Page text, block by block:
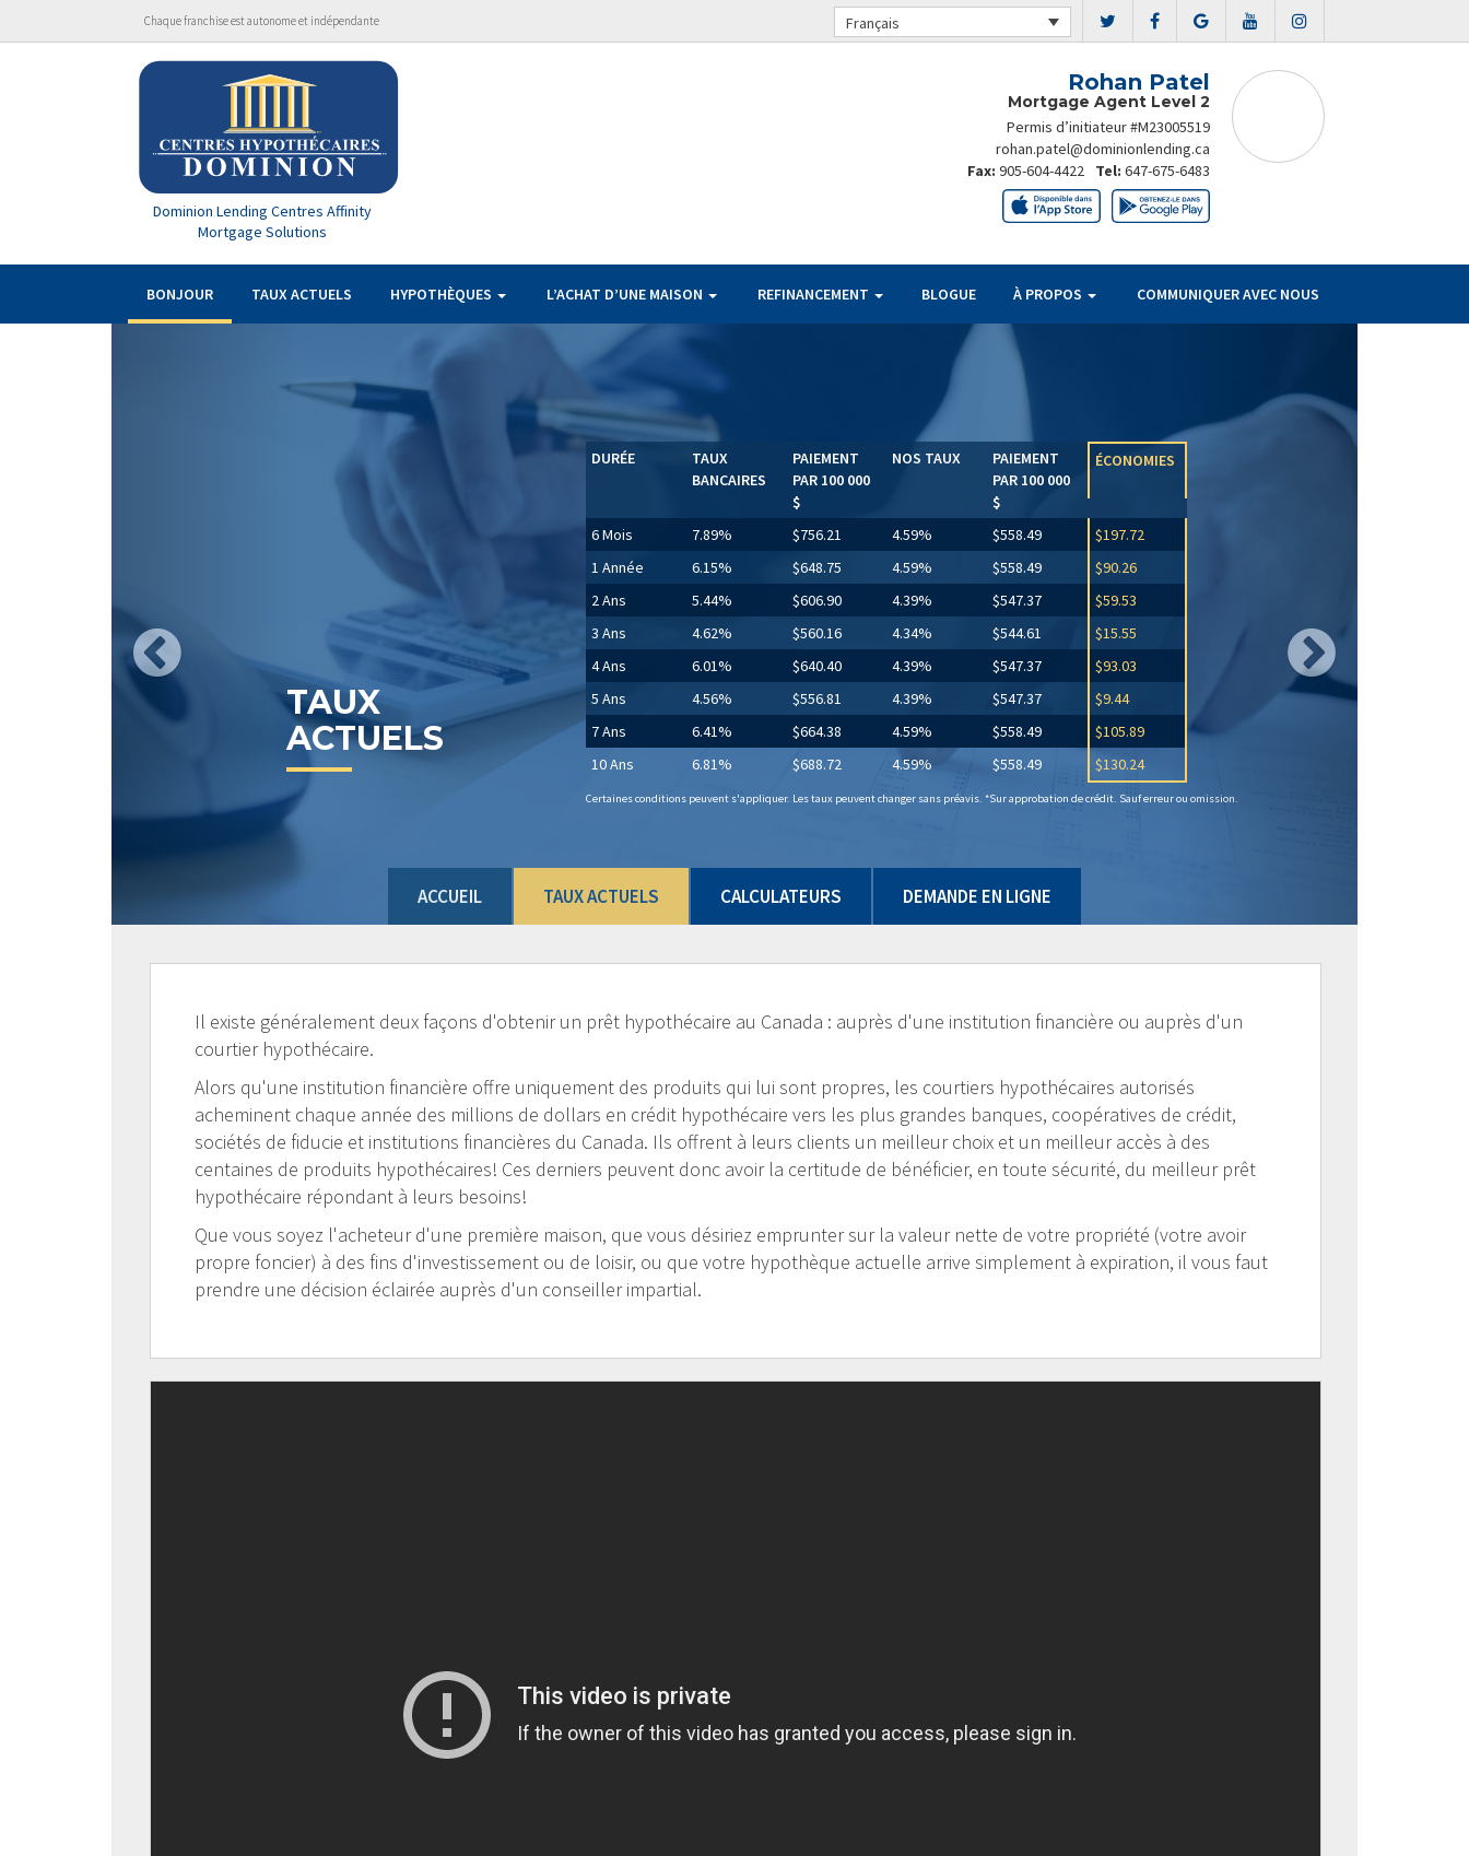
Chaque franchise est autonome et indépendante Français
Dominion Lending Centres Affinity
Mortgage Solutions
Rohan Patel
Mortgage Agent Level 2
Permis d’initiateur #M23005519
rohan.patel@dominionlending.ca
Tel: 647-675-6483
Fax: 905-604-4422
BONJOUR TAUX ACTUELS HYPOTHÈQUES L’ACHAT D’UNE MAISON REFINANCEMENT BLOGUE À PROPOS COMMUNIQUER AVEC NOUS
ACCUEIL TAUX ACTUELS CALCULATEURS DEMANDE EN LIGNE
TAUX
ACTUELS
DURÉE
TAUX
BANCAIRES
PAIEMENT
PAR 100 000
$
NOS TAUX
PAIEMENT
PAR 100 000
$
ÉCONOMIES
6 Mois 7.89% $756.21 4.59% $558.49
$197.72
1 Année
6.15% $648.75 4.59% $558.49
$90.26
2 Ans
5.44% $606.90 4.39% $547.37
$59.53
3 Ans
4.62% $560.16 4.34% $544.61
$15.55
4 Ans
6.01% $640.40 4.39% $547.37
$93.03
5 Ans
4.56% $556.81 4.39% $547.37
$9.44
7 Ans
6.41% $664.38 4.59% $558.49
$105.89
10 Ans
6.81% $688.72 4.59% $558.49 $130.24
Certaines conditions peuvent s'appliquer. Les taux peuvent changer sans préavis. *Sur approbation de crédit. Sauf erreur ou omission.
Il existe généralement deux façons d'obtenir un prêt hypothécaire au Canada : auprès d'une institution financière ou auprès d'un
courtier hypothécaire.
Alors qu'une institution financière offre uniquement des produits qui lui sont propres, les courtiers hypothécaires autorisés
acheminent chaque année des millions de dollars en crédit hypothécaire vers les plus grandes banques, coopératives de crédit,
sociétés de fiducie et institutions financières du Canada. Ils offrent à leurs clients un meilleur choix et un meilleur accès à des
centaines de produits hypothécaires! Ces derniers peuvent donc avoir la certitude de bénéficier, en toute sécurité, du meilleur prêt
hypothécaire répondant à leurs besoins!
Que vous soyez l'acheteur d'une première maison, que vous désiriez emprunter sur la valeur nette de votre propriété (votre avoir
propre foncier) à des fins d'investissement ou de loisir, ou que votre hypothèque actuelle arrive simplement à expiration, il vous faut
prendre une décision éclairée auprès d'un conseiller impartial.